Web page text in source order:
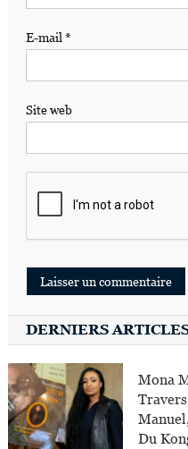
E-mail*
Site web
DERNIERS
Mona
Du